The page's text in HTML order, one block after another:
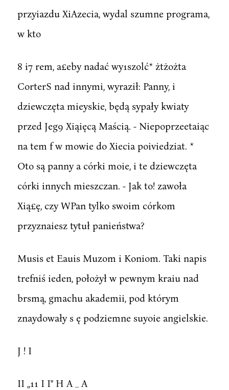
przyiazdu XiAzecia, wydal szumne programa,
w kto
8 i7 rem, a£eby nadać wy1szolć* żtżożta
CorterS nad innymi, wyraził: Panny, i
dziewczęta mieyskie, będą sypały kwiaty
przed Jeg9 Xiąięcą Maścią. - Niepoprzeetaiąc
na tem f w mowie do Xiecia poiviedziat. *
Oto są panny a córki moie, i te dziewczęta
córki innych mieszczan. - Jak to! zawoła
Xią£ę, czy WPan tylko swoim córkom
przyznaiesz tytuł panieństwa?
Musis et Eauis Muzom i Koniom. Taki napis
trefniś ieden, położył w pewnym kraiu nad
brsmą, gmachu akademii, pod którym
znaydowały s ę podziemne suyoie angielskie.
J ! I
II ,,11 I I" H A _ A